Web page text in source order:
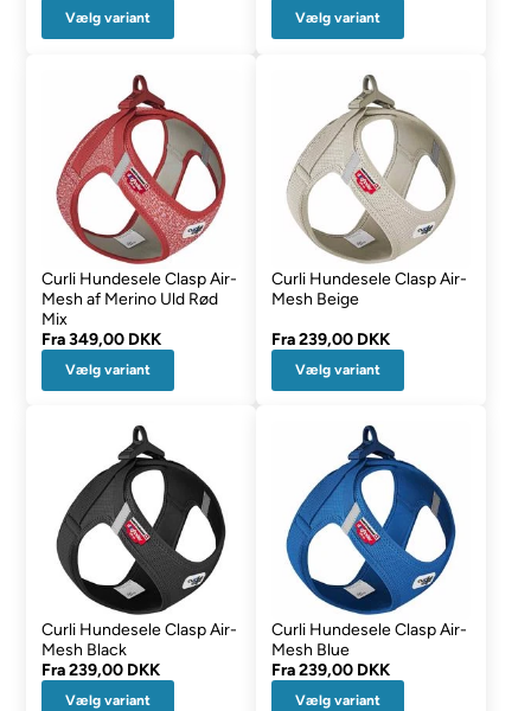
Vælg variant Vælg variant
Curli Hundesele Clasp Air-
Mesh af Merino Uld Rød
Mix
Fra349,00 DKK
Vælg variant
Curli Hundesele Clasp Air-
Mesh Beige
Fra239,00 DKK
Vælg variant
Curli Hundesele Clasp Air-
Mesh Black
Fra239,00 DKK
Vælg variant
Curli Hundesele Clasp Air-
Mesh Blue
Fra239,00 DKK
Vælg variant